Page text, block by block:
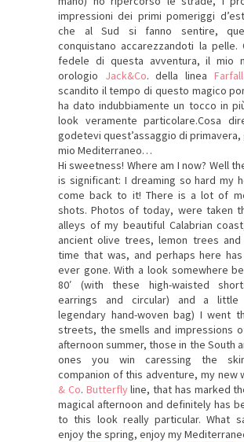
impressioni dei primi pomeriggi
che al Sud si fanno sentire,
conquistano accarezzandoti la pelle.
fedele di questa avventura, il mio
orologio Jack&Co. della linea
scandito il tempo di questo magico
ha dato indubbiamente un tocco in
look veramente particolare.Cosa
godetevi quest’assaggio di
mio Mediterraneo…
Hi sweetness! Where am I now? Well
is significant: I dreaming so hard my
come back to it! There is a lot of
shots. Photos of today, were taken
alleys of my beautiful Calabrian
ancient olive trees, lemon trees
time that was, and perhaps here
ever gone. With a look somewhere
80′ (with these high-waisted
earrings and circular) and a
legendary hand-woven bag) I went
streets, the smells and impressions
afternoon summer, those in the South
ones you win caressing the
companion of this adventure, my new
& Co. Butterflyline, that has marked
magical afternoon and definitely has
to this look really particular. What
enjoy the spring, enjoy my